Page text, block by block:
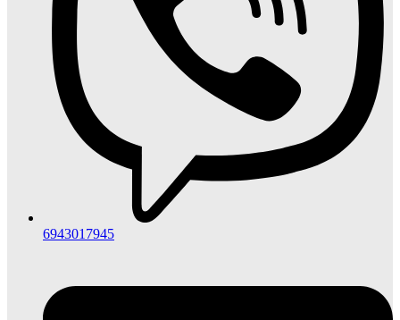
6943017945